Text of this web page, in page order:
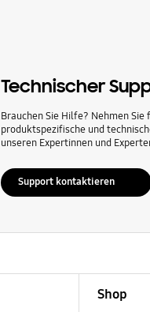
Technischer
Brauchen Sie Hilfe? Nehmen Sie
produktspezifische und
unseren Expertinnen und
Support kontaktieren
Shop